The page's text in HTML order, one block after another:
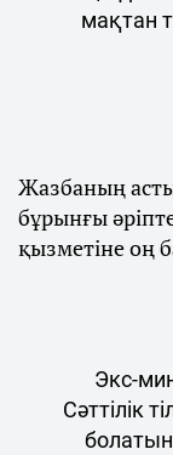
мақтан
Жазбаның
бұрынғы
қызметіне оң
Экс-
Сәттілік